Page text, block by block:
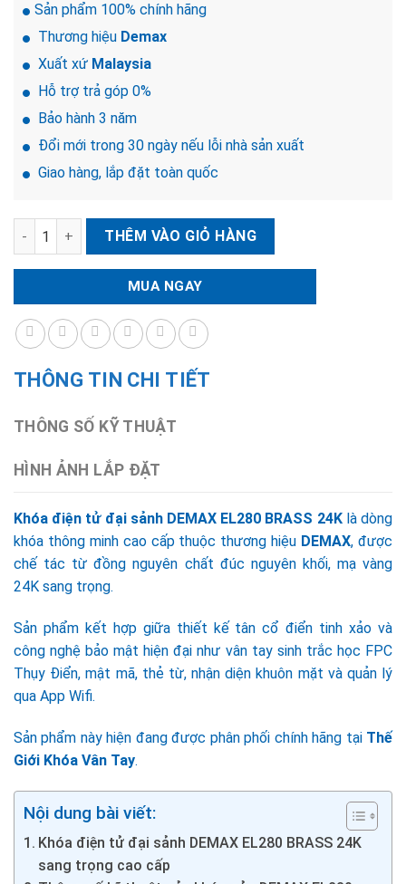
Sản phẩm 100% chính hãng
Thương hiệu Demax
Xuất xứ Malaysia
Hỗ trợ trả góp 0%
Bảo hành 3 năm
Đổi mới trong 30 ngày nếu lỗi nhà sản xuất
Giao hàng, lắp đặt toàn quốc
Khóa điện tử đại sảnh DEMAX EL280 BRASS 24K số lượng
THÊM VÀO GIỎ HÀNG
MUA NGAY
THÔNG TIN CHI TIẾT
THÔNG SỐ KỸ THUẬT
HÌNH ẢNH LẮP ĐẶT
Khóa điện tử đại sảnh DEMAX EL280 BRASS 24K là dòng
khóa thông minh cao cấp thuộc thương hiệu DEMAX, được
chế tác từ đồng nguyên chất đúc nguyên khối, mạ vàng
24K sang trọng.
Sản phẩm kết hợp giữa thiết kế tân cổ điển tinh xảo và
công nghệ bảo mật hiện đại như vân tay sinh trắc học FPC
Thụy Điển, mật mã, thẻ từ, nhận diện khuôn mặt và quản lý
qua App Wifi.
Sản phẩm này hiện đang được phân phối chính hãng tại Thế
Giới Khóa Vân Tay.
Nội dung bài viết:
Khóa điện tử đại sảnh DEMAX EL280 BRASS 24K
sang trọng cao cấp